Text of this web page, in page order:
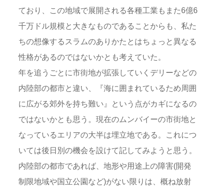
ており、この地域で展開される各種工業もまた6億6
千万ドル規模と大きなものであることからも、私た
ちの想像するスラムのありかたとはちょっと異なる
性格があるのではないかとも考えていた。
年を追うごとに市街地が拡張していくデリーなどの
内陸部の都市と違い、『海に囲まれているため周囲
に広がる郊外を持ち難い』という点がカギになるの
ではないかとも思う。現在のムンバイーの市街地と
なっているエリアの大半は埋立地である。これにつ
いては後日別の機会を設けて記してみようと思う。
内陸部の都市であれば、地形や用途上の障害(開発
制限地域や国立公園など)がない限りは、概ね放射